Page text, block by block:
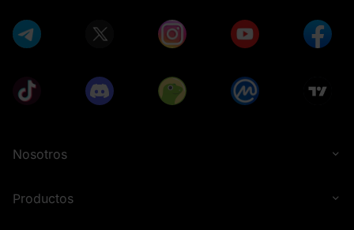
награды не будут выдаваться повторно. MEXC
оставляет за собой право окончательного решения по
всем вопросам распределения наград.
предотвращения любых форм мошенничества или
аномального поведения, включая, но не
в фиктивной торговле или отмывании денег,
незаконной, мошеннической или вредоносной
Nosotros
Productos